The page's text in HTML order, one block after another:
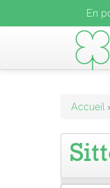
En
En poursuivant
Accueil